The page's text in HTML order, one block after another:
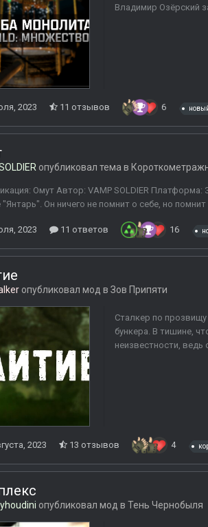
Владимир Озёрский
2023 11 отзывов 6
опубликовал тема в
Омут Автор: VAMP SOLDIER Платформа:
"Янтарь". Он ничего не помнит о себе, но
2023 11 ответов 16
опубликовал мод в Зов Припяти
Сталкер по
бункера. В тишине,
неизвестности,
2023 13 отзывов 4
опубликовал мод в Тень Чернобыля